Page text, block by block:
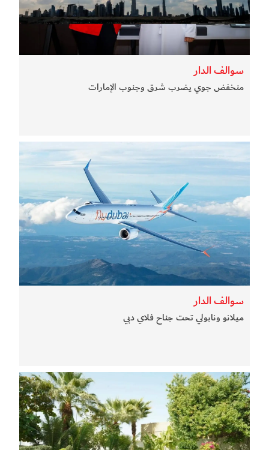
سوالف الدار
منخفض جوي يضرب شرق وجنوب الإمارات
سوالف الدار
ميلانو ونابولي تحت جناح فلاي دبي